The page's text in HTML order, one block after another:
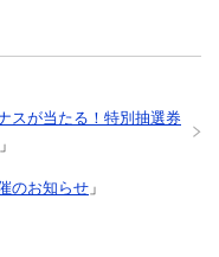
スが当たる！特別抽選券
」
のお知らせ 」